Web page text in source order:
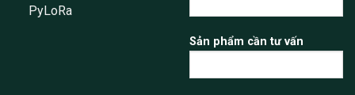
PyLoRa
Sản phẩm cần tư vấn